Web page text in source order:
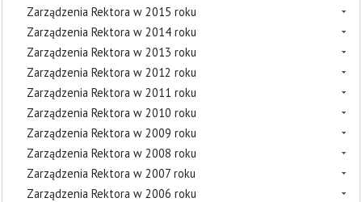
Zarządzenia Rektora w 2015 roku
Zarządzenia Rektora w 2014 roku
Zarządzenia Rektora w 2013 roku
Zarządzenia Rektora w 2012 roku
Zarządzenia Rektora w 2011 roku
Zarządzenia Rektora w 2010 roku
Zarządzenia Rektora w 2009 roku
Zarządzenia Rektora w 2008 roku
Zarządzenia Rektora w 2007 roku
Zarządzenia Rektora w 2006 roku